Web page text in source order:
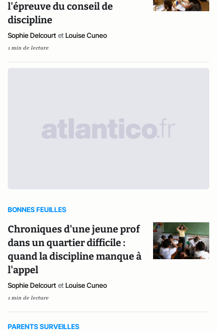
l'épreuve du conseil de
discipline
Sophie Delcourt et Louise Cuneo
1 min de lecture
BONNES FEUILLES
Chroniques d'une jeune prof
dans un quartier difficile :
quand la discipline manque à
l'appel
Sophie Delcourt et Louise Cuneo
1 min de lecture
PARENTS SURVEILLES